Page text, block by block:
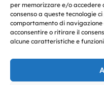
per memorizzare e/o
consenso a queste tecnologie
comportamento di navigazione
acconsentire o ritirare il
alcune caratteristiche e